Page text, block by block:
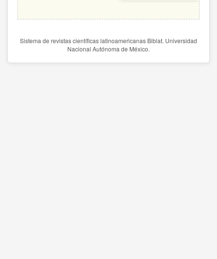
Sistema de revistas científicas latinoamericanas Biblat. Universidad
Nacional Autónoma de México.